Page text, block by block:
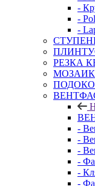
-
-
-
РЕЗКА
-
-
-
-
-
-